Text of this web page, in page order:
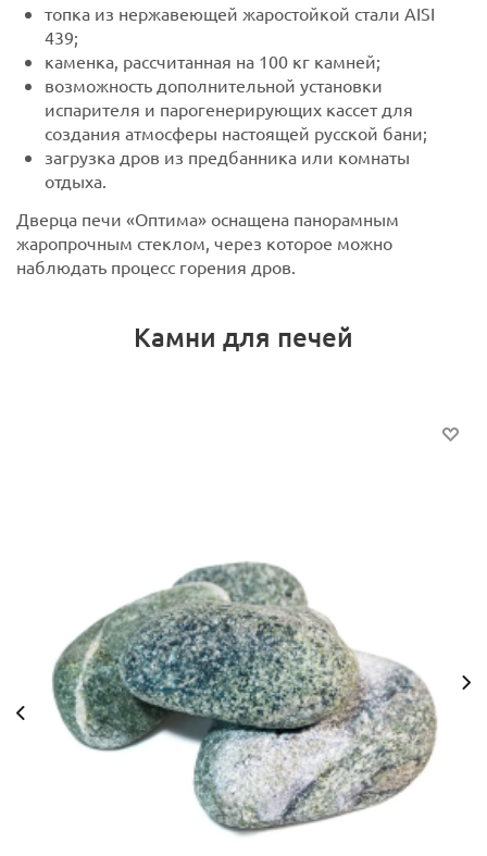
топка из нержавеющей жаростойкой стали AISI
439;
каменка, рассчитанная на 100 кг камней;
возможность дополнительной установки
испарителя и парогенерирующих кассет для
создания атмосферы настоящей русской бани;
загрузка дров из предбанника или комнаты
отдыха.
Дверца печи «Оптима» оснащена панорамным
жаропрочным стеклом, через которое можно
наблюдать процесс горения дров.
Камни для печей